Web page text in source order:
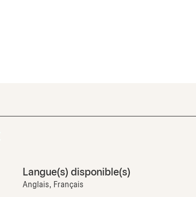
Langue(s) disponible(s)
Anglais, Français